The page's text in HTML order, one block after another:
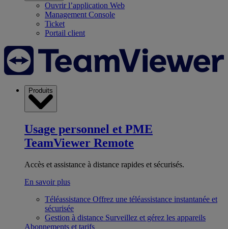
Ouvrir l’application Web
Management Console
Ticket
Portail client
Produits
Usage personnel et PME
TeamViewer Remote
Accès et assistance à distance rapides et sécurisés.
En savoir plus
Téléassistance Offrez une téléassistance instantanée et
sécurisée
Gestion à distance Surveillez et gérez les appareils
Abonnements et tarifs